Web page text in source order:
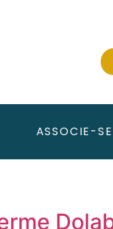
ASSOCIE-SE